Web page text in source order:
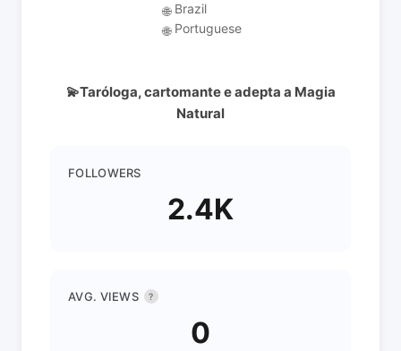
🌐 Brazil
🌐 Portuguese
💫Taróloga, cartomante e adepta a Magia
Natural
FOLLOWERS
2.4K
AVG. VIEWS ?
0